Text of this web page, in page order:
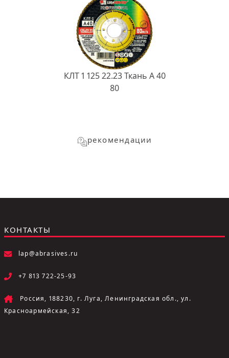
КЛТ 1 125 22.23 Ткань A 40
80
рекомендации
КОНТАКТЫ
lap@abrasives.ru
+7 813 722-25-93
Россия, 188230, г. Луга, Ленинградская обл., ул.
Красноармейская, 32